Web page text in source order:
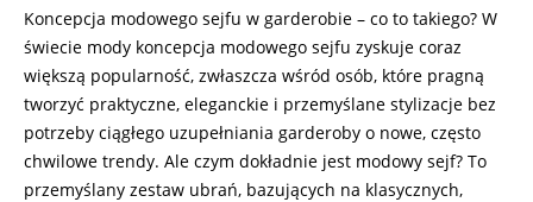
Koncepcja modowego sejfu w garderobie – co to takiego? W
świecie mody koncepcja modowego sejfu zyskuje coraz
większą popularność, zwłaszcza wśród osób, które pragną
tworzyć praktyczne, eleganckie i przemyślane stylizacje bez
potrzeby ciągłego uzupełniania garderoby o nowe, często
chwilowe trendy. Ale czym dokładnie jest modowy sejf? To
przemyślany zestaw ubrań, bazujących na klasycznych,